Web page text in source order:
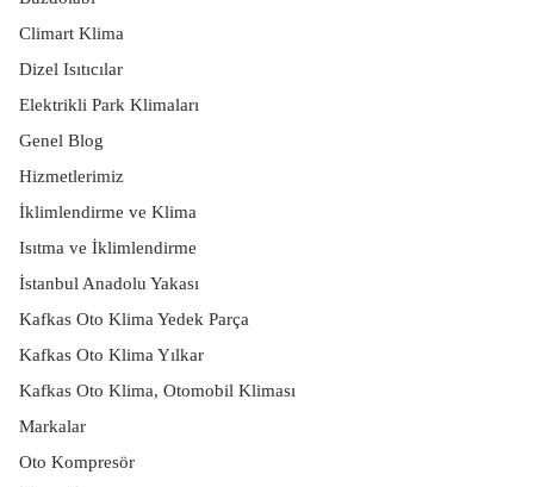
Climart Klima
Dizel Isıtıcılar
Elektrikli Park Klimaları
Genel Blog
Hizmetlerimiz
İklimlendirme ve Klima
Isıtma ve İklimlendirme
İstanbul Anadolu Yakası
Kafkas Oto Klima Yedek Parça
Kafkas Oto Klima Yılkar
Kafkas Oto Klima, Otomobil Kliması
Markalar
Oto Kompresör